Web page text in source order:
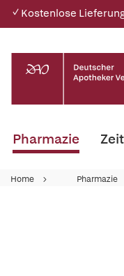
✓ Kostenlose
Pharmazie
Home Pharmazie